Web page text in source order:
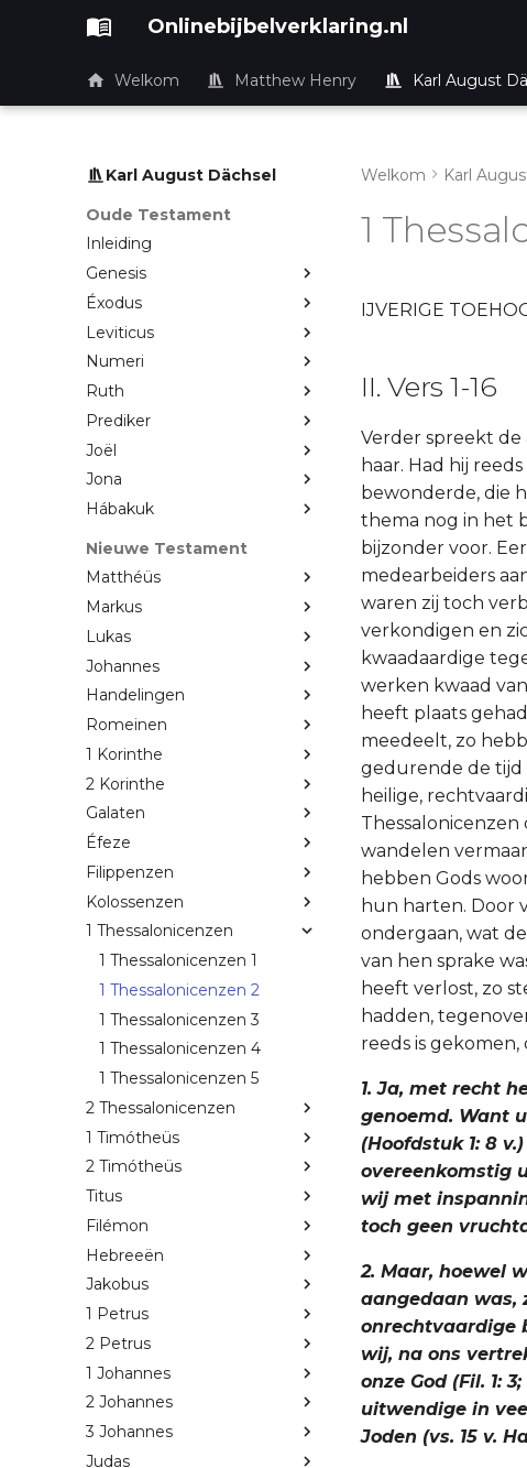
Onlinebijbelverklaring.nl
Welkom Matthew Henry Karl August
Karl August Dächsel
Oude Testament
Inleiding
Genesis
Éxodus
Leviticus
Numeri
Ruth
Prediker
Joël
Jona
Hábakuk
Nieuwe Testament
Matthéüs
Markus
Lukas
Johannes
Handelingen
Romeinen
1 Korinthe
2 Korinthe
Galaten
Éfeze
Filippenzen
Kolossenzen
1 Thessalonicenzen
1 Thessalonicenzen 1
1 Thessalonicenzen 2
1 Thessalonicenzen 3
1 Thessalonicenzen 4
1 Thessalonicenzen 5
2 Thessalonicenzen
1 Timótheüs
2 Timótheüs
Titus
Filémon
Hebreeën
Jakobus
1 Petrus
2 Petrus
1 Johannes
2 Johannes
3 Johannes
Judas
Welkom Karl
1
IJVERIGE
II. Vers 1-16
Verder spreekt
haar. Had hij
bewonderde, die
thema nog in het
bijzonder voor.
medearbeiders
waren zij toch
verkondigen en
kwaadaardige
werken kwaad
heeft plaats
meedeelt, zo
gedurende de tijd
heilige,
wandelen
hebben Gods
hun harten. Door
ondergaan, wat
van hen sprake
heeft verlost, zo
hadden,
reeds is
1. Ja, met recht
genoemd. Want
(Hoofdstuk 1: 8
overeenkomstig
wij met
toch geen
2. Maar, hoewel
aangedaan was,
onrechtvaardige
wij, na ons
onze God (Fil. 1:
uitwendige in
Joden (vs. 15 v.